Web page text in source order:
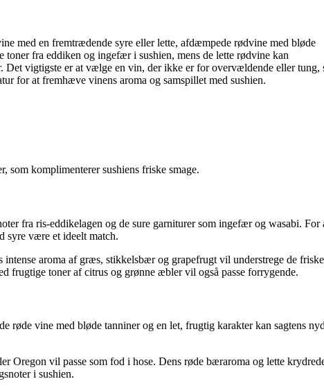
med en fremtrædende syre eller lette, afdæmpede rødvine med bløde
fra eddiken og ingefær i sushien, mens de lette rødvine kan
Det vigtigste er at vælge en vin, der ikke er for overvældende eller tung,
for at fremhæve vinens aroma og samspillet med sushien.
som komplimenterer sushiens friske smage.
fra ris-eddikelagen og de sure garniturer som ingefær og wasabi. For
syre være et ideelt match.
aroma af græs, stikkelsbær og grapefrugt vil understrege de friske
frugtige toner af citrus og grønne æbler vil også passe forrygende.
vine med bløde tanniner og en let, frugtig karakter kan sagtens
Oregon vil passe som fod i hose. Dens røde bæraroma og lette
i sushien.